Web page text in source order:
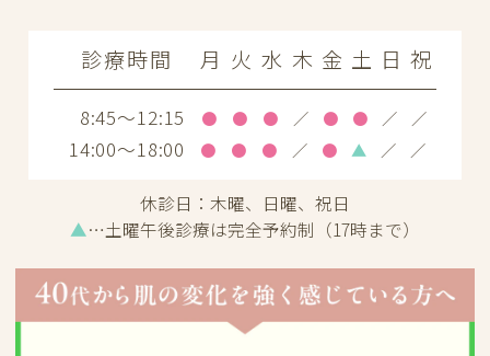
診療時間 月 火 水 木 金 土 日 祝
8:45～12:15 ● ● ● ／ ● ● ／ ／
14:00～18:00 ● ● ● ／ ● ▲ ／ ／
休診日： 木曜、日曜、祝日
▲…土曜午後診療は完全予約制（17時まで）